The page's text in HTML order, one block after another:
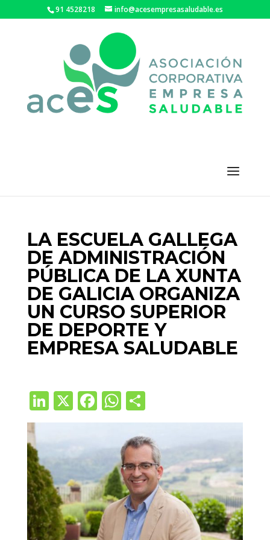
91 4528218 info@acesempresasaludable.es
LA ESCUELA GALLEGA
DE ADMINISTRACIÓN
PÚBLICA DE LA XUNTA
DE GALICIA ORGANIZA
UN CURSO SUPERIOR
DE DEPORTE Y
EMPRESA SALUDABLE
Li
n
k
e
dI
n
X F
ac
b
o
o
k
W
h
at
s
A
p
p
C
o
m
p
ar
ti
r